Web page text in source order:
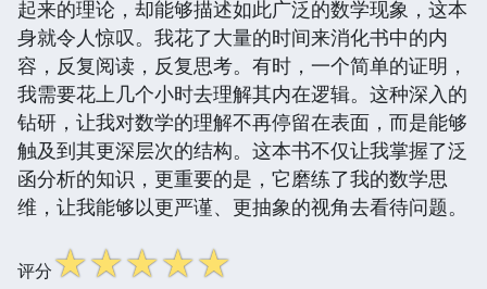
起来的理论，却能够描述如此广泛的数学现象，这本
身就令人惊叹。我花了大量的时间来消化书中的内
容，反复阅读，反复思考。有时，一个简单的证明，
我需要花上几个小时去理解其内在逻辑。这种深入的
钻研，让我对数学的理解不再停留在表面，而是能够
触及到其更深层次的结构。这本书不仅让我掌握了泛
函分析的知识，更重要的是，它磨练了我的数学思
维，让我能够以更严谨、更抽象的视角去看待问题。
评分☆☆☆☆☆